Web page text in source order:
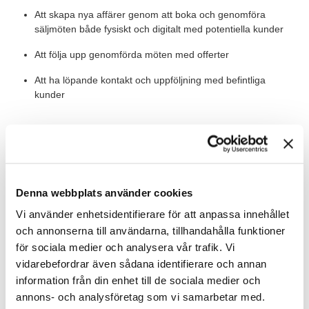
Denna webbplats använder cookies
Vi använder enhetsidentifierare för att anpassa innehållet
och annonserna till användarna, tillhandahålla funktioner
för sociala medier och analysera vår trafik. Vi
vidarebefordrar även sådana identifierare och annan
information från din enhet till de sociala medier och
annons- och analysföretag som vi samarbetar med.
Att skapa nya affärer genom att boka och genomföra
säljmöten både fysiskt och digitalt med potentiella kunder
Att följa upp genomförda möten med offerter
Att ha löpande kontakt och uppföljning med befintliga
kunder
Som säljare får du ett stort ansvar och varierande
arbetsuppgifter och i rollen ingår tjänstebil.
Då många av våra kunder är säkerhetsklassade innebär det att
du som medarbetare förväntas kunna uppvisa utdrag ur
belastningsregistret.